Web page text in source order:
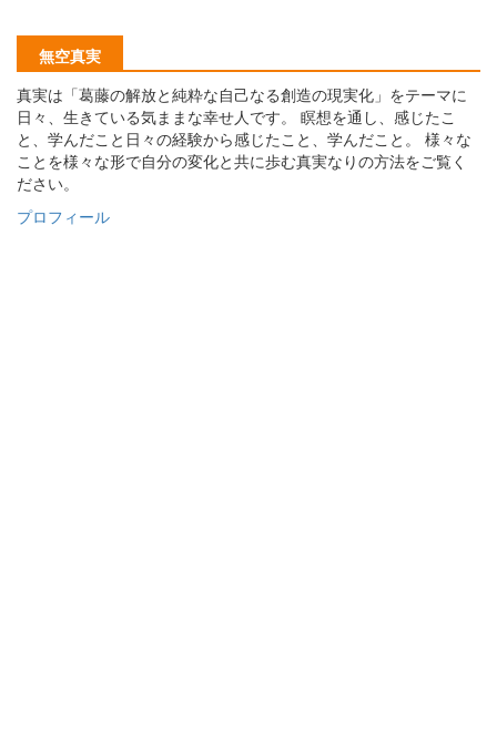
無空真実
真実は「葛藤の解放と純粋な自己なる創造の現実化」をテーマに
日々、生きている気ままな幸せ人です。 瞑想を通し、感じたこ
と、学んだこと日々の経験から感じたこと、学んだこと。 様々な
ことを様々な形で自分の変化と共に歩む真実なりの方法をご覧く
ださい。
プロフィール